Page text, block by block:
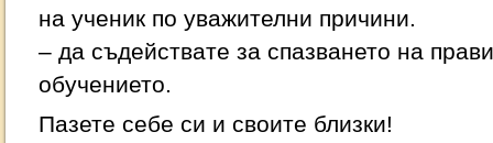
на ученик по уважителни причини.
– да съдействате за спазването на
обучението.
Пазете себе си и своите близки!